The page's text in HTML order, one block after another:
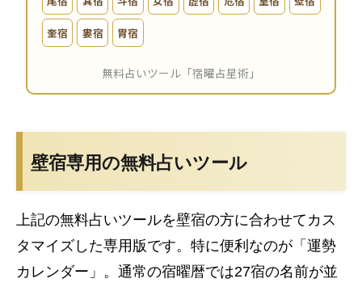
壁宿専用の無料占いツール
上記の無料占いツールを壁宿の方に合わせてカス
タマイズした専用版です。特に便利なのが「運勢
カレンダー」。通常の宿曜暦では27宿の名前が並